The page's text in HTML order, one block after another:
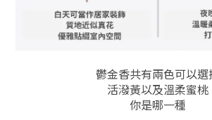
鬱金香共有兩色可以選
活潑黃以及溫柔蜜桃
你是哪一種